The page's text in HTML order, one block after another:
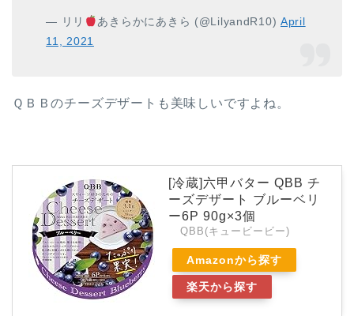
— リリ あきらかにあきら (@LilyandR10)April
11, 2021
ＱＢＢのチーズデザートも美味しいですよね。
[冷蔵]六甲バター QBB チ
ーズデザート ブルーベリ
ー6P 90g×3個
QBB(キュービービー)
Amazonから探す
楽天から探す